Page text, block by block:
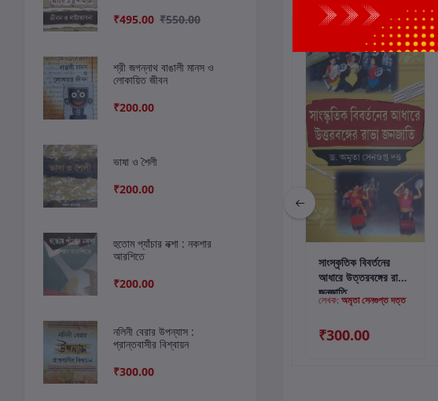
₹495.00 ₹550.00
শ্রী জগন্নাথ বাঙালী মানস ও
লোকায়িত জীবন
₹200.00
ভাষা ও শৈলী
₹200.00
হুতোম প্যাঁচার নক্শা : নকশার
আরশিতে
₹200.00
নলিনী বেরার উপন্যাস :
প্রান্তবাসীর বিশ্বায়ন
₹300.00
কার্টে যোগ করুন
লেখক:ফটিক চাঁদ ঘোষ
₹500.00
₹480.00
₹350.00
কার্টে যোগ করুন
সাংস্কৃতিক বিবর্তনের
আধারে উত্তরবঙ্গের রাভা
জনজাতি
লেখক: অমৃতা সেনগুপ্ত দত্ত
₹300.00